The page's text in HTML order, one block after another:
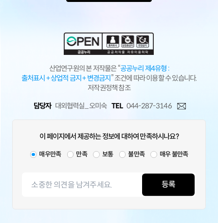
산업연구원의 본 저작물은 “공공누리 제4유형 :
출처표시 + 상업적 금지 + 변경금지 ” 조건에 따라 이용할 수 있습니다.
저작권정책 참조
담당자 대외협력실_ 오미숙 TEL 044-287-3146
이 페이지에서 제공하는 정보에 대하여 만족하시나요?
매우만족 만족 보통 불만족 매우 불만족
등록